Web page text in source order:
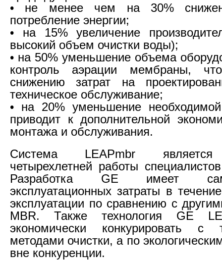
• не менее чем на 30%
потребление энергии;
• на 15% увеличение
высокий объем очистки воды);
• на 50% уменьшение объема
контроль аэрации мембраны, что
снижению затрат на
техническое обслуживание;
• на 20% уменьшение
приводит к дополнительной
монтажа и обслуживания.
Система LEAPmbr является
четырехлетней работы
Разработка GE имеет
эксплуатационных затраты в
эксплуатации по сравнению с
MBR. Также технология GE
экономически конкурировать с
методами очистки, а по
вне конкуренции.